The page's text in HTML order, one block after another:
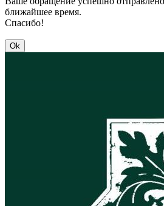
ближайшее время.
Спасибо!
Ok